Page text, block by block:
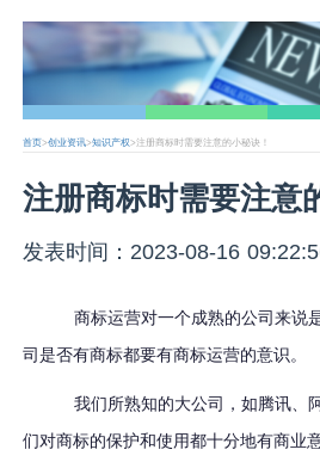
首页>创业资讯>知识产权>注册商标时需要注意的小秘诀！
注册商标时需要注意
发表时间：2023-08-16
商标运营对一个成熟的公司来说
司是否有商标都要有商标运营的意识。
我们所熟知的大公司，如腾讯、
们对商标的保护和使用都十分地有商业